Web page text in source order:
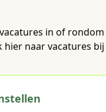
in of
hier naar vacatures